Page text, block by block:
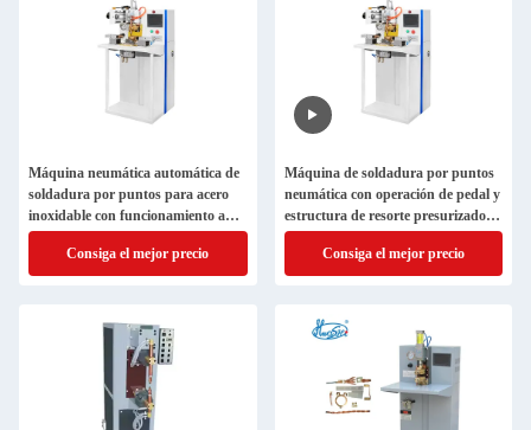
Máquina neumática automática de
soldadura por puntos para acero
inoxidable con funcionamiento a
pedal
Consiga el mejor precio
Máquina de soldadura por puntos
neumática con operación de pedal y
estructura de resorte presurizado
con pedal de palanca para
soldadura de malla de alambre de
acero inoxidable
Consiga el mejor precio